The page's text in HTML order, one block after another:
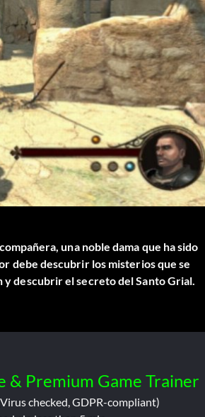
una noble dama que ha sido
debe descubrir los misterios que se
& Premium Game Trainer
checked, GDPR-compliant)